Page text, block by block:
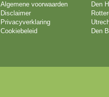
Algemene voorwaarden
Disclaimer
Privacyverklaring
Cookiebeleid
Den
Den